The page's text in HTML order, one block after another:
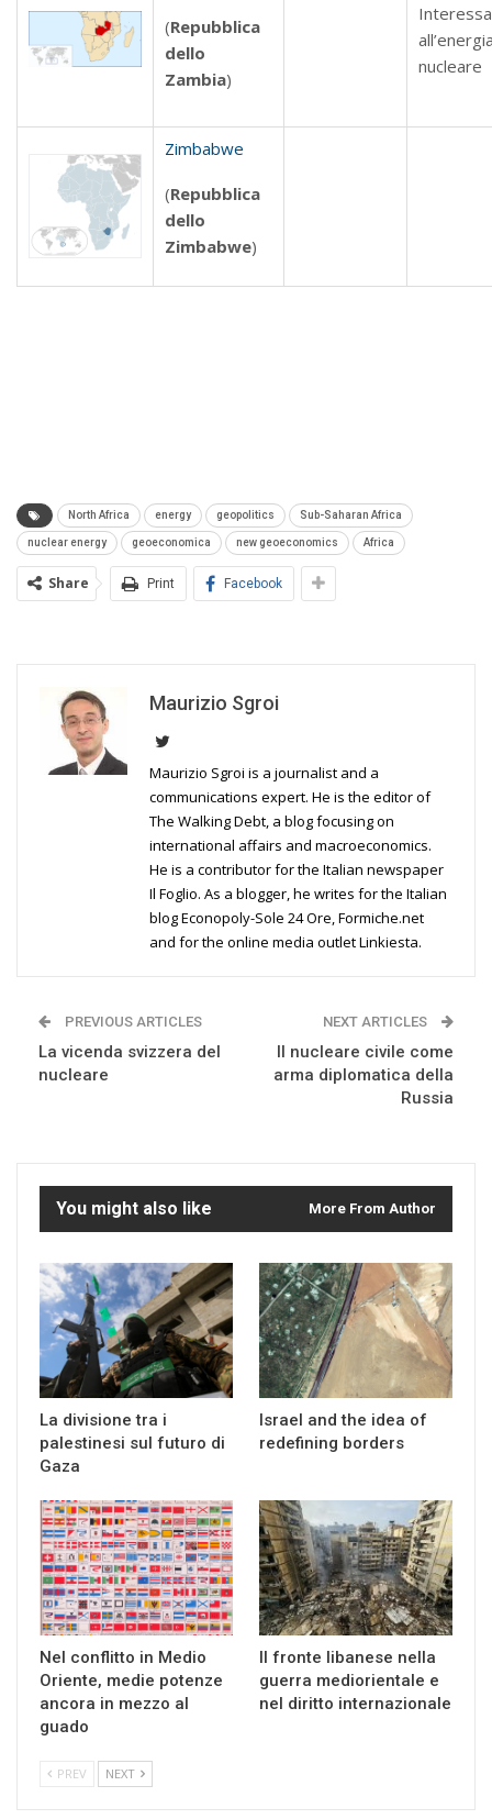
(Repubblica
dello
Zambia)
nucleare
Zimbabwe
(Repubblica
dello
Zimbabwe)
North Africa energy geopolitics Sub-Saharan Africa
nuclear energy geoeconomica new geoeconomics Africa
Share Print Facebook
Maurizio Sgroi
Maurizio Sgroi is a journalist and a
communications expert. He is the editor of
The Walking Debt, a blog focusing on
international affairs and macroeconomics.
He is a contributor for the Italian newspaper
Il Foglio. As a blogger, he writes for the Italian
blog Econopoly-Sole 24 Ore, Formiche.net
and for the online media outlet Linkiesta.
PREVIOUS ARTICLES
La vicenda svizzera del
nucleare
NEXT ARTICLES
Il nucleare civile come
arma diplomatica della
Russia
You might also like More From Author
La divisione tra i
palestinesi sul futuro di
Gaza
Israel and the idea of
redefining borders
Nel conflitto in Medio
Oriente, medie potenze
ancora in mezzo al
guado
Il fronte libanese nella
guerra mediorientale e
nel diritto internazionale
PREV NEXT